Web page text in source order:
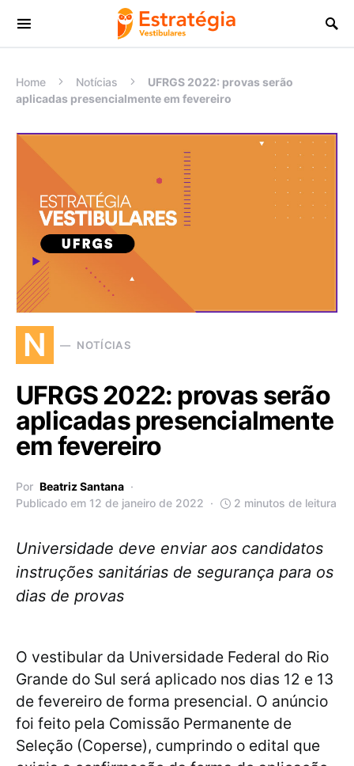
Procurar:
Home Notícias
UFRGS 2022: provas serão
aplicadas presencialmente em fevereiro
N NOTÍCIAS
UFRGS 2022: provas serão
aplicadas presencialmente
em fevereiro
Por Beatriz Santana
Publicado em 12 de janeiro de 2022
2 minutos de leitura
Universidade deve enviar aos candidatos
instruções sanitárias de segurança para os
dias de provas
O vestibular da Universidade Federal do Rio
Grande do Sul será aplicado nos dias 12 e 13
de fevereiro de forma presencial. O anúncio
foi feito pela Comissão Permanente de
Seleção (Coperse), cumprindo o edital que